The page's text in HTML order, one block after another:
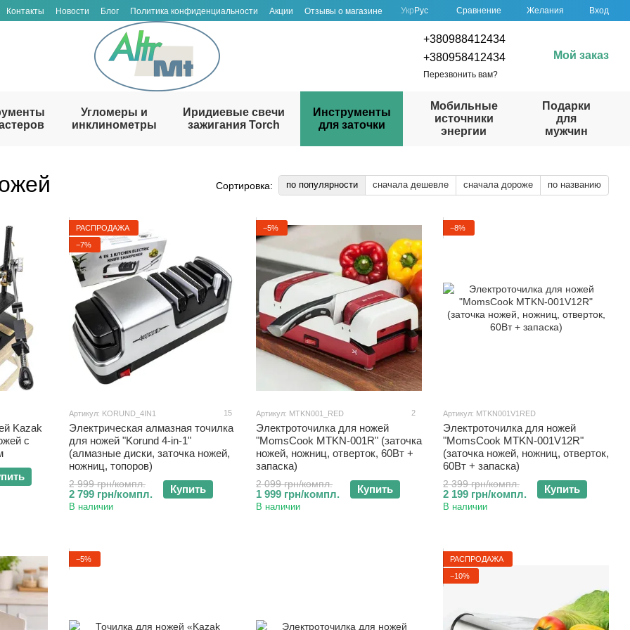
Контакты Новости Блог Политика конфиденциальности Акции
Отзывы о магазине
Укр Рус Сравнение Желания Вход
+380988412434
+380958412434
Перезвонить вам?
Мой заказ
Угломеры и
инклинометры
Иридиевые свечи
зажигания Torch
Инструменты
для заточки
Мобильные
источники
энергии
Подарки
для
мужчин
Сортировка: по популярности сначала дешевле сначала дороже по названию
Kazak
с
РАСПРОДАЖА
−7%
Артикул: KORUND_4IN1 15
Электрическая алмазная точилка
для ножей "Korund 4-in-1"
(алмазные диски, заточка ножей,
ножниц, топоров)
2 999 грн/компл.
2 799 грн/компл. Купить
В наличии
−5%
Артикул: MTKN001_RED 2
Электроточилка для ножей
"MomsCook MTKN-001R" (заточка
ножей, ножниц, отверток, 60Вт +
запаска)
2 099 грн/компл.
1 999 грн/компл. Купить
В наличии
−8%
Артикул: MTKN001V1RED
Электроточилка для ножей
"MomsCook MTKN-001V12R"
(заточка ножей, ножниц, отверток,
60Вт + запаска)
2 399 грн/компл.
2 199 грн/компл. Купить
В наличии
−5%
РАСПРОДАЖА
−10%